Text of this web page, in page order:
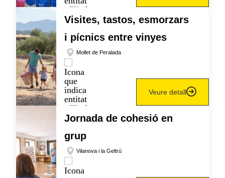
Visites, tastos, esmorzars
i pícnics entre vinyes
Mollet de Peralada
Veure detall
Jornada de cohesió en
grup
Vilanova i la Geltrú